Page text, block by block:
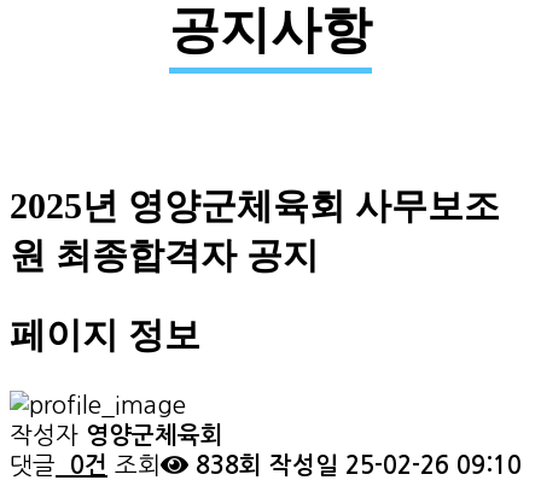
공지사항
2025년 영양군체육회 사무보조
원 최종합격자 공지
페이지 정보
작성자 영양군체육회
댓글
0건 조회 838회 작성일 25-02-26 09:10